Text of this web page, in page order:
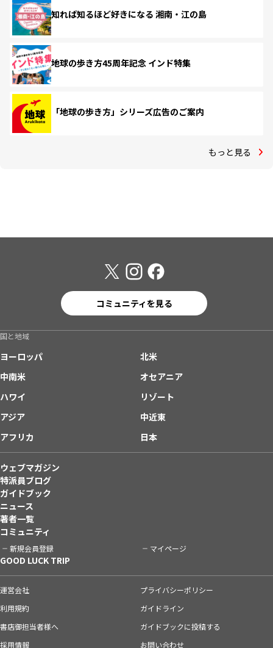
知れば知るほど好きになる 湘南・江の島
地球の歩き方45周年記念 インド特集
「地球の歩き方」シリーズ広告のご案内
もっと見る
コミュニティを見る
国と地域
ヨーロッパ
北米
中南米
オセアニア
ハワイ
リゾート
アジア
中近東
アフリカ
日本
ウェブマガジン
特派員ブログ
ガイドブック
ニュース
著者一覧
コミュニティ
新規会員登録 マイページ
GOOD LUCK TRIP
運営会社
プライバシーポリシー
利用規約
ガイドライン
書店御担当者様へ
ガイドブックに投稿する
採用情報
お問い合わせ